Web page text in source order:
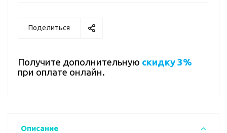
Поделиться
Получите дополнительную скидку 3%
при оплате онлайн.
Описание